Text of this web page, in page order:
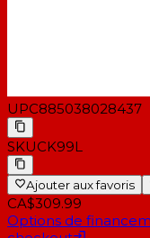
UPC885038028437
SKUCK99L
Ajouter aux favoris
CA$309.99
Options de